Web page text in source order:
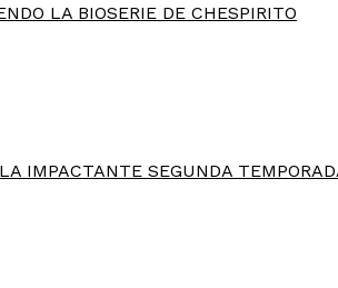
LA BIOSERIE DE CHESPIRITO
IMPACTANTE SEGUNDA